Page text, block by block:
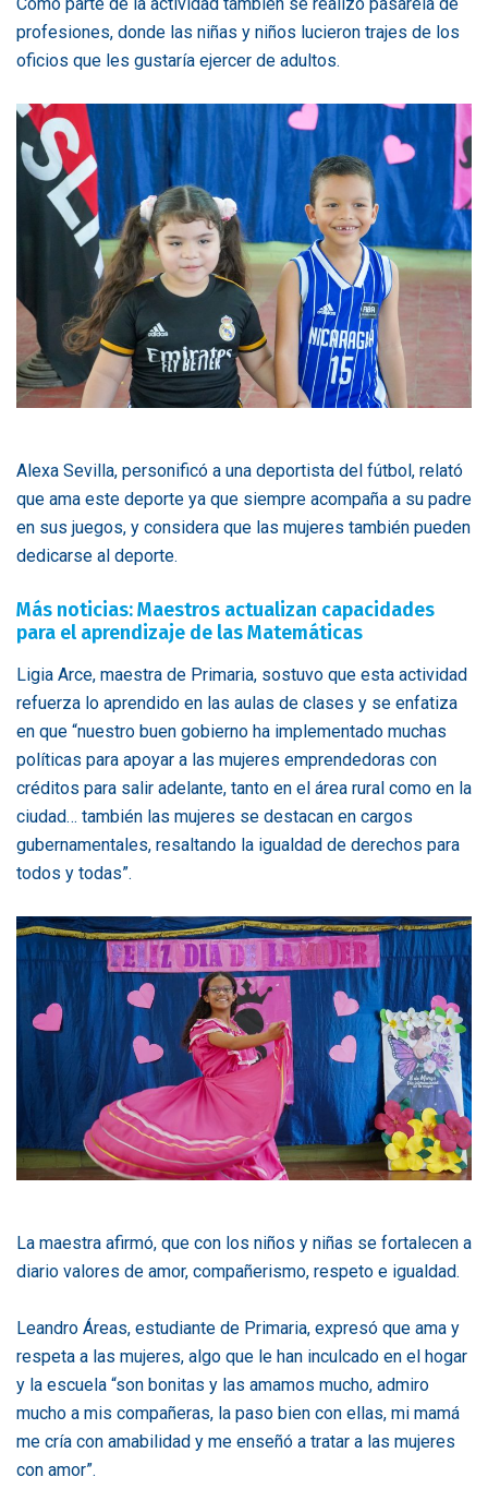
profesiones, donde las niñas y niños lucieron trajes de los
oficios que les gustaría ejercer de adultos.
Alexa Sevilla, personificó a una deportista del fútbol, relató
que ama este deporte ya que siempre acompaña a su padre
en sus juegos, y considera que las mujeres también pueden
dedicarse al deporte.
Más noticias: Maestros actualizan capacidades
para el aprendizaje de las Matemáticas
Ligia Arce, maestra de Primaria, sostuvo que esta actividad
refuerza lo aprendido en las aulas de clases y se enfatiza
en que “nuestro buen gobierno ha implementado muchas
políticas para apoyar a las mujeres emprendedoras con
créditos para salir adelante, tanto en el área rural como en la
ciudad… también las mujeres se destacan en cargos
gubernamentales, resaltando la igualdad de derechos para
todos y todas”.
La maestra afirmó, que con los niños y niñas se fortalecen a
diario valores de amor, compañerismo, respeto e igualdad.
Leandro Áreas, estudiante de Primaria, expresó que ama y
respeta a las mujeres, algo que le han inculcado en el hogar
y la escuela “son bonitas y las amamos mucho, admiro
mucho a mis compañeras, la paso bien con ellas, mi mamá
me cría con amabilidad y me enseñó a tratar a las mujeres
con amor”.